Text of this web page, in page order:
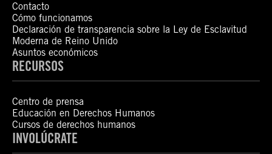
Contacto
Cómo funcionamos
Declaración de transparencia sobre la Ley de Esclavitud
Moderna de Reino Unido
Asuntos económicos
RECURSOS
Centro de prensa
Educación en Derechos Humanos
Cursos de derechos humanos
INVOLÚCRATE